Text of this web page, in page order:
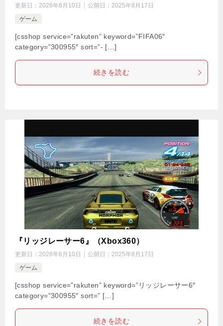
更新日： 2026年6月10日 公開日： 2025年8月17日
ゲーム
[csshop service=”rakuten” keyword=”FIFA06″
category=”300955″ sort=”- […]
続きを読む
『リッジレーサー6』（Xbox360）
更新日： 2026年6月10日 公開日： 2025年8月17日
ゲーム
[csshop service=”rakuten” keyword=”リッジレーサー6″
category=”300955″ sort=” […]
続きを読む